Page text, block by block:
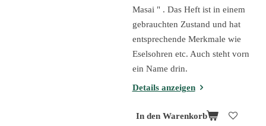
Masai " . Das Heft ist in einem
gebrauchten Zustand und hat
entsprechende Merkmale wie
Eselsohren etc. Auch steht vorn
ein Name drin.
Details anzeigen
In den Warenkorb